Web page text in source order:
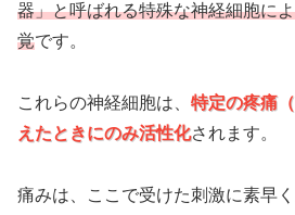
器」と呼ばれる特殊な神経細胞に
覚です。
これらの神経細胞は、 特定の疼痛
えたときにのみ活性化されます。
痛みは、ここで受けた刺激に素早